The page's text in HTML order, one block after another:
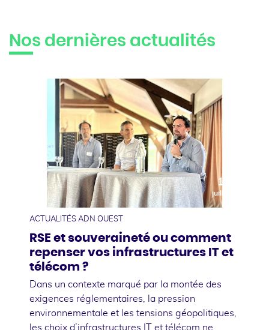
Nos dernières actualités
10
juillet
ACTUALITÉS ADN OUEST
RSE et souveraineté ou comment
repenser vos infrastructures IT et
télécom ?
Dans un contexte marqué par la montée des
exigences réglementaires, la pression
environnementale et les tensions géopolitiques,
les choix d’infrastructures IT et télécom ne